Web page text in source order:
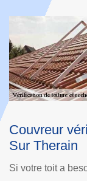
Les travaux
à Balagny
Les travaux de